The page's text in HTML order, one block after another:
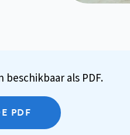
beschikbaar als PDF.
PDF